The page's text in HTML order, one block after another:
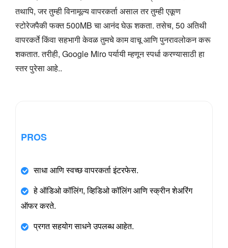
तथापि, जर तुम्ही विनामूल्य वापरकर्ता असाल तर तुम्ही एकूण
स्टोरेजपैकी फक्त 500MB चा आनंद घेऊ शकता. तसेच, 50 अतिथी
वापरकर्ते किंवा सहभागी केवळ तुमचे काम वाचू आणि पुनरावलोकन करू
शकतात. तरीही, Google Miro पर्यायी म्हणून स्पर्धा करण्यासाठी हा
स्तर पुरेसा आहे..
PROS
साधा आणि स्वच्छ वापरकर्ता इंटरफेस.
हे ऑडिओ कॉलिंग, व्हिडिओ कॉलिंग आणि स्क्रीन शेअरिंग
ऑफर करते.
प्रगत सहयोग साधने उपलब्ध आहेत.